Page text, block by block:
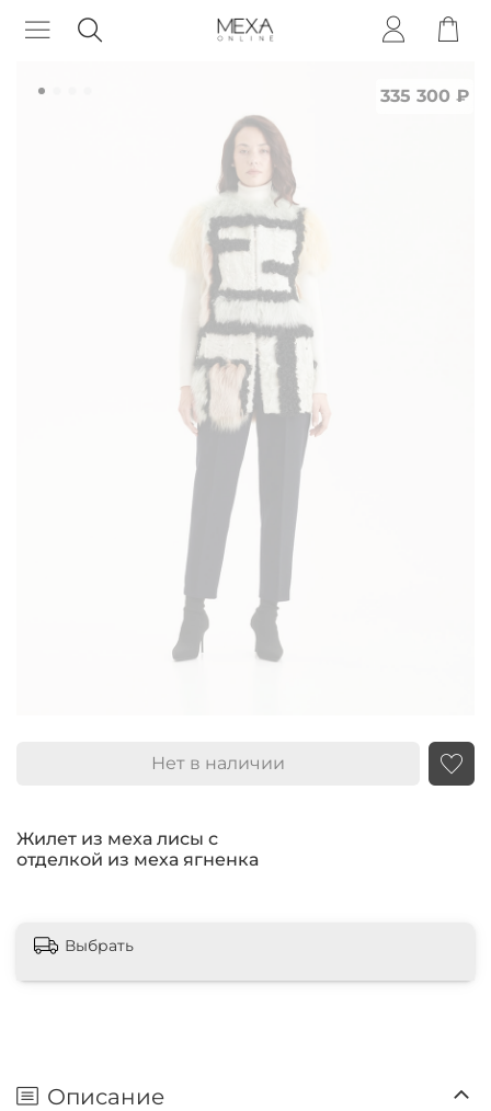
Жилет из меха лисы с
отделкой из меха ягненка
335 300 ₽
Нет в наличии
Выбрать
Описание